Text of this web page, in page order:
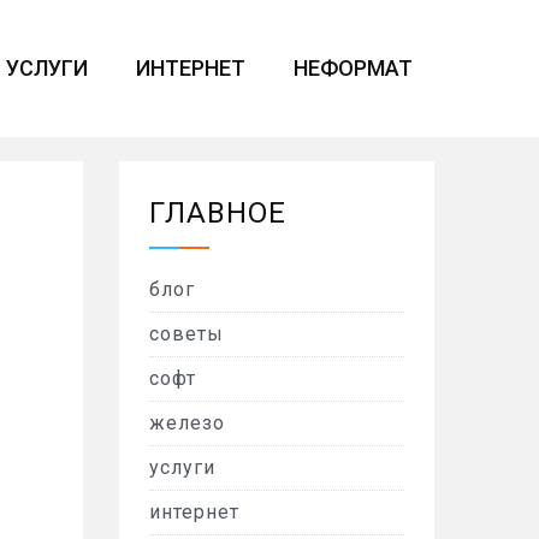
УСЛУГИ ИНТЕРНЕТ НЕФОРМАТ
ГЛАВНОЕ
блог
советы
софт
железо
услуги
интернет